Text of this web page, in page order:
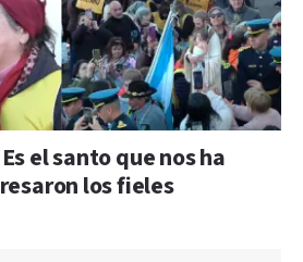
el santo que nos ha
los fieles